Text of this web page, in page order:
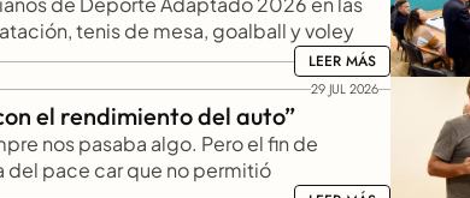
tenis de mesa, goalball y voley
9 de octubre en Concepción del
delegación provincial que competirá en
LEER MÁS
LEER MÁS
29 JUL 2026
el rendimiento del auto”
nos pasaba algo. Pero el fin de
del pace car que no permitió